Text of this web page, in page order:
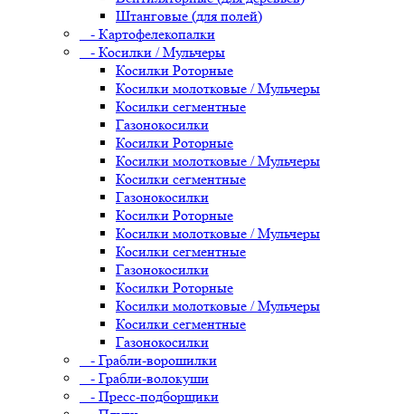
Штанговые (для полей)
- Картофелекопалки
- Косилки / Мульчеры
Косилки Роторные
Косилки молотковые / Мульчеры
Косилки сегментные
Газонокосилки
Косилки Роторные
Косилки молотковые / Мульчеры
Косилки сегментные
Газонокосилки
Косилки Роторные
Косилки молотковые / Мульчеры
Косилки сегментные
Газонокосилки
Косилки Роторные
Косилки молотковые / Мульчеры
Косилки сегментные
Газонокосилки
- Грабли-ворошилки
- Грабли-волокуши
- Пресс-подборщики